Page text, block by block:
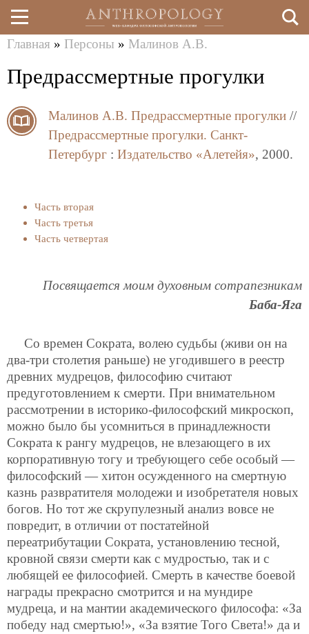
Перейти
к
содержанию
здесь
Главная » Персоны » Малинов А.В.
Предрассмертные прогулки
Малинов А.В. Предрассмертные прогулки //
Предрассмертные прогулки. Санкт-
Петербург : Издательство «Алетейя», 2000.
Часть вторая
Часть третья
Часть четвертая
Посвящается моим духовным сотрапезникам
Баба-Яга
Со времен Сократа, волею судьбы (живи он на
два-три столетия раньше) не угодившего в реестр
древних мудрецов, философию считают
предуготовлением к смерти. При внимательном
рассмотрении в историко-философский микроскоп,
можно было бы усомниться в принадлежности
Сократа к рангу мудрецов, не влезающего в их
корпоративную тогу и требующего себе особый —
философский — хитон осужденного на смертную
казнь развратителя молодежи и изобретателя новых
богов. Но тот же скрупулезный анализ вовсе не
повредит, в отличии от постатейной
переатрибутации Сократа, установлению тесной,
кровной связи смерти как с мудростью, так и с
любящей ее философией. Смерть в качестве боевой
награды прекрасно смотрится и на мундире
мудреца, и на мантии академического философа: «За
победу над смертью!», «За взятие Того Света!» да и